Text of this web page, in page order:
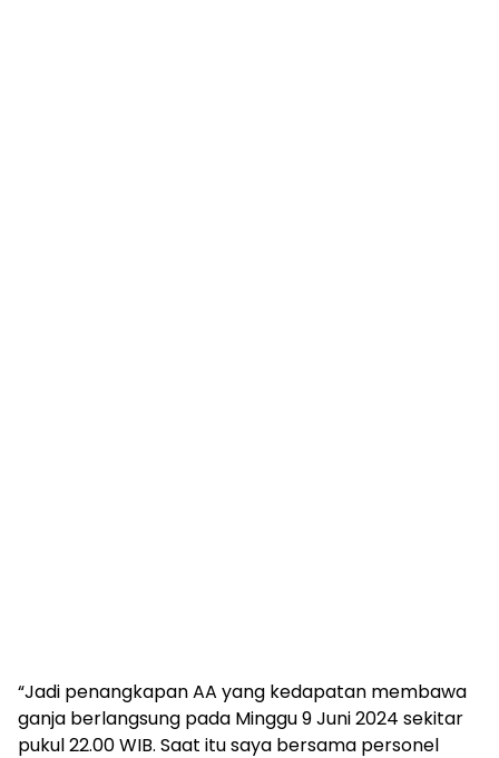
“Jadi penangkapan AA yang kedapatan membawa
ganja berlangsung pada Minggu 9 Juni 2024 sekitar
pukul 22.00 WIB. Saat itu saya bersama personel